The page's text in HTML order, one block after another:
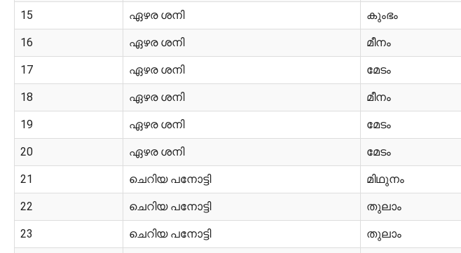
15 ഏഴര ശനി കുംഭം
16 ഏഴര ശനി മീനം
17 ഏഴര ശനി മേടം
18 ഏഴര ശനി മീനം
19 ഏഴര ശനി മേടം
20 ഏഴര ശനി മേടം
21 ചെറിയ പനോട്ടി മിഥുനം
22 ചെറിയ പനോട്ടി തുലാം
23 ചെറിയ പനോട്ടി തുലാം